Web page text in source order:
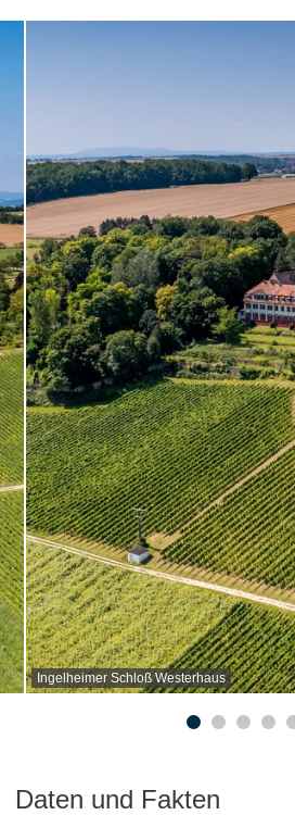
Ingelheimer Schloß Westerhaus
Daten und Fakten